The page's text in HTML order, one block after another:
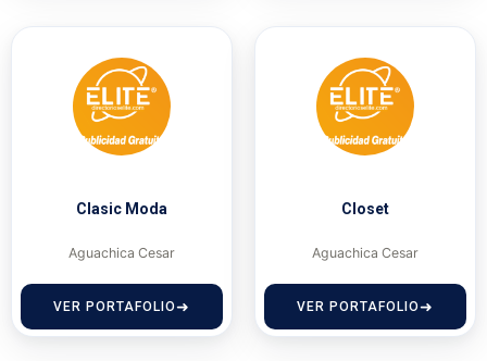
Clasic Moda
Aguachica Cesar
VER PORTAFOLIO
Closet
Aguachica Cesar
VER PORTAFOLIO